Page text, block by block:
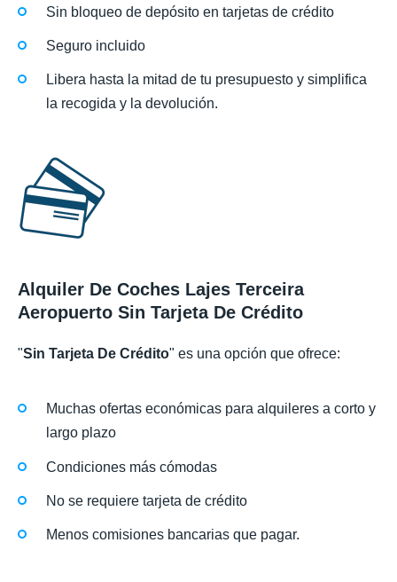
Sin bloqueo de depósito en tarjetas de crédito
Seguro incluido
Libera hasta la mitad de tu presupuesto y simplifica
la recogida y la devolución.
Alquiler De Coches Lajes Terceira
Aeropuerto Sin Tarjeta De Crédito
"Sin Tarjeta De Crédito" es una opción que ofrece:
Muchas ofertas económicas para alquileres a corto y
largo plazo
Condiciones más cómodas
No se requiere tarjeta de crédito
Menos comisiones bancarias que pagar.